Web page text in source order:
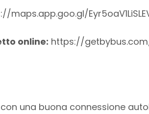
maps.app.goo.gl/
online: https://
una buona connessione